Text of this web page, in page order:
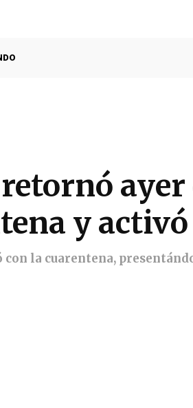
ayer
y
la cuarentena,